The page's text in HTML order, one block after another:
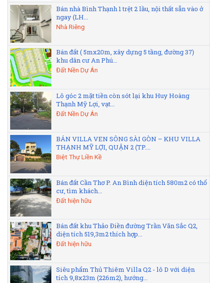
Bán nhà Bình Thạnh 1 trệt 2 lầu, nội thất sẵn vào ở
ngay (LH...
Nhà Riêng
Bán đất ( 5mx20m, xây dựng 5 tầng, đường 37)
khu dân cư An Phú...
Đất Nền Dự Án
Lô góc 2 mặt tiền còn sót lại khu Huy Hoàng
Thạnh Mỹ Lợi, vạt...
Đất Nền Dự Án
BÁN VILLA VEN SÔNG SÀI GÒN – KHU VILLA
THẠNH MỸ LỢI, QUẬN 2 (TP....
Biệt Thự Liền Kề
Bán đất Cần Thơ P. An Bình diện tích 580m2 có thổ
cư, tìm khách...
Đất hiện hữu
Bán đất khu Thảo Điền đường Trần Văn Sắc Q2,
diện tích 519,3m2 thích hợp...
Đất hiện hữu
Siêu phẩm Thủ Thiêm Villa Q2 - lô D với diện
tích 9,8x23m (226m2), hướng...